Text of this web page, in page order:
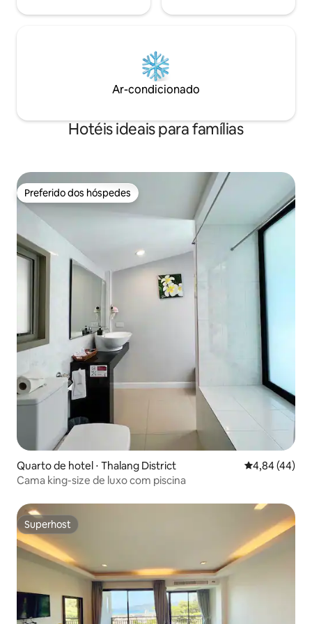
Ar-condicionado
Hotéis ideais para famílias
Preferido dos hóspedes
Preferido dos hóspedes
Quarto de hotel ⋅ Thalang District 4,84 de uma
4,84 (44)
Cama king-size de luxo com piscina
Superhost
Superhost